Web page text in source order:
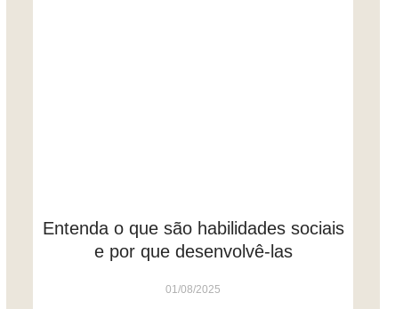
Entenda o que são habilidades sociais
e por que desenvolvê-las
01/08/2025